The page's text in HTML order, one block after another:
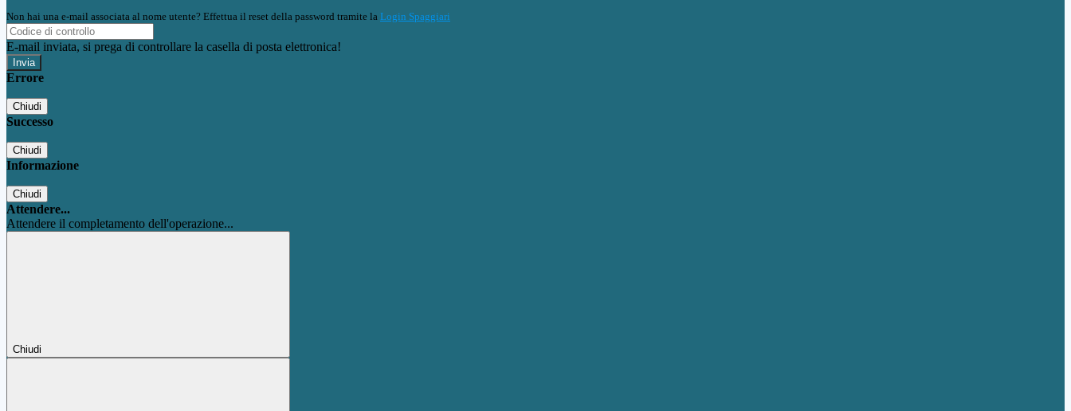
Non hai una e-mail associata al nome utente? Effettua il reset della password tramite la Login Spaggiari
E-mail inviata, si prega di controllare la casella di posta elettronica!
Errore
Chiudi
Successo
Chiudi
Informazione
Chiudi
Attendere...
Attendere il completamento dell'operazione...
Chiudi